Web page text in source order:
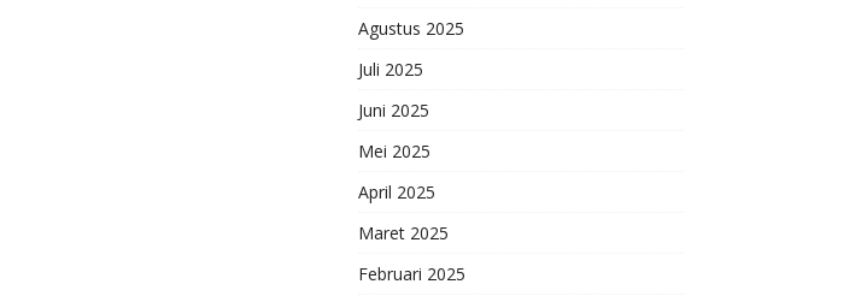
Agustus 2025
Juli 2025
Juni 2025
Mei 2025
April 2025
Maret 2025
Februari 2025